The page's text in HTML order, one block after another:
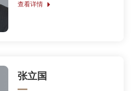
查看详情
张立国